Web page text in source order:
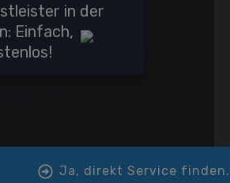
in der
Einfach,
Ja, direkt Service finden.